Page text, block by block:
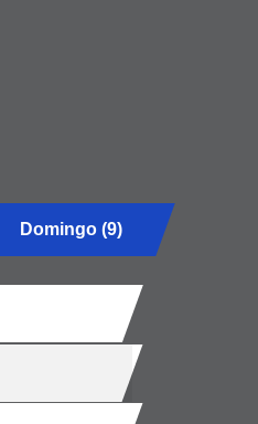
Domingo (9)